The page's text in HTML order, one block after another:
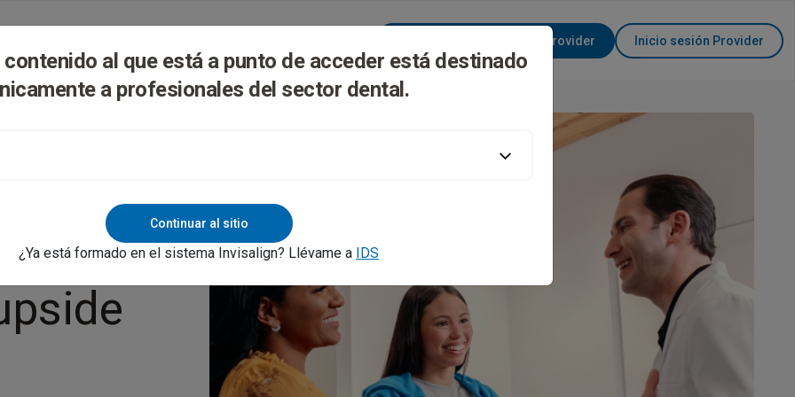
Conviértase en Invisalign Provider Inicio sesión Provider
al que está a punto de acceder está destinado
a profesionales del sector dental.
Continuar al sitio
¿Ya está formado en el sistema Invisalign? Llévame a IDS